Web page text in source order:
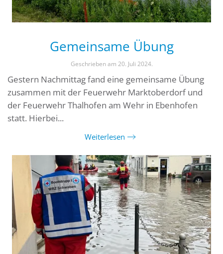
Gemeinsame Übung
Geschrieben am 20. Juli 2024.
Gestern Nachmittag fand eine gemeinsame Übung
zusammen mit der Feuerwehr Marktoberdorf und
der Feuerwehr Thalhofen am Wehr in Ebenhofen
statt. Hierbei...
Weiterlesen